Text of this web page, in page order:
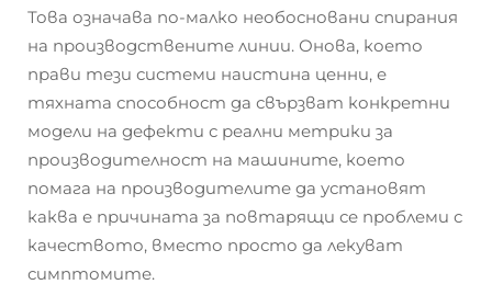
Това означава по-малко необосновани спирания
на производствените линии. Онова, което
прави тези системи наистина ценни, е
тяхната способност да свързват конкретни
модели на дефекти с реални метрики за
производителност на машините, което
помага на производителите да установят
каква е причината за повтарящи се проблеми с
качеството, вместо просто да лекуват
симптомите.